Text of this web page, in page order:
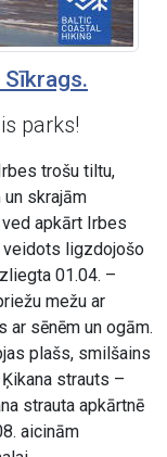
parks!
trošu tiltu,
skrajām
apkārt Irbes
veidots ligzdojošo
01.04. –
mežu ar
ar sēnēm un ogām.
plašs, smilšains
strauts –
strauta apkārtnē
aicinām